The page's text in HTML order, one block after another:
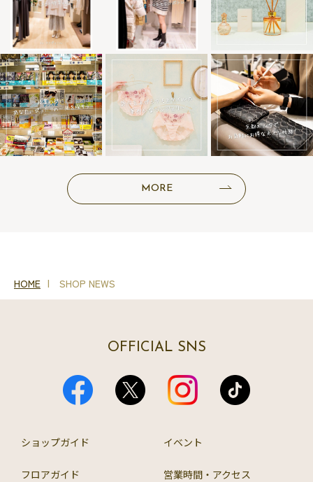
MORE
HOME SHOP NEWS
OFFICIAL SNS
ショップガイド イベント
フロアガイド 営業時間・アクセス